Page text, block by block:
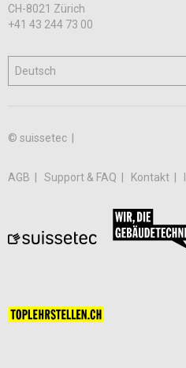
CH-8021 Zürich
+41 43 244 73 00
© suissetec |
AGB Support & FAQ Kontakt